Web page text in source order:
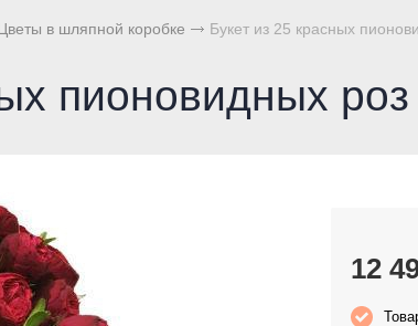
в шляпной коробке Букет из 25 красных
пионовидных роз
12